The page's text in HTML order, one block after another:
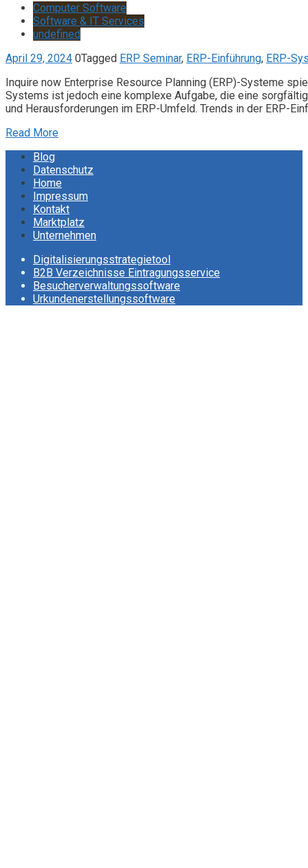
Computer Software
Software & IT Services
undefined
April 29, 2024 0Tagged ERP Seminar, ERP-Einführung, ERP-
Inquire now Enterprise Resource Planning (ERP)-Systeme
Systems ist jedoch eine komplexe Aufgabe, die eine
und Herausforderungen im ERP-Umfeld. Trends in der ERP-
Read More
Blog
Datenschutz
Home
Impressum
Kontakt
Marktplatz
Unternehmen
Digitalisierungsstrategietool
B2B Verzeichnisse Eintragungsservice
Besucherverwaltungssoftware
Urkundenerstellungssoftware